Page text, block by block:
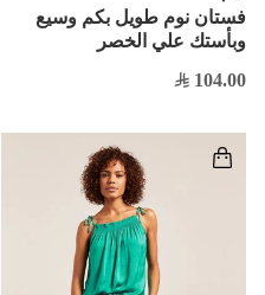
فستان نوم طويل بكم وسيع
وبأستك علي الخصر
104.00